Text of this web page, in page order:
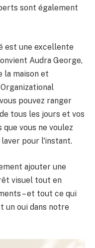
sont également
est une excellente
Audra George,
la maison et
pouvez ranger
tous les jours et vos
vous ne voulez
pour l'instant.
ajouter une
visuel tout en
– et tout ce qui
un oui dans notre